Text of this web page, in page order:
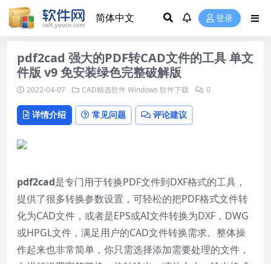
登录
pdf2cad 强大的PDF转CAD文件的工具 单文
件版 v9 免安装绿色完整破解版
2022-04-07 CAD精选软件Windows 软件下载 0
详情介绍 常见问题 评论建议
pdf2cad是专门用于转换PDF文件到DXF格式的工具，
提供了很多转换参数设置，可轻松的把PDF格式文件转
化为CAD文件，或者是EPS或AI文件转换为DXF，DWG
或HPGL文件，满足用户的CAD文件转换需求。整体操
作起来也非常简单，你只需选择添加需要处理的文件，